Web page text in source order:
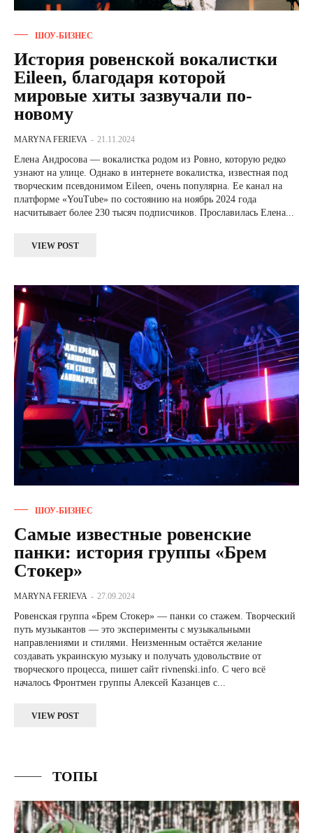
ШОУ-БИЗНЕС
История ровенской вокалистки
Eileen, благодаря которой
мировые хиты зазвучали по-
новому
MARYNA FERIEVA - 21.11.2024
Елена Андросова — вокалистка родом из Ровно, которую редко
узнают на улице. Однако в интернете вокалистка, известная под
творческим псевдонимом Eileen, очень популярна. Ее канал на
платформе «YouTube» по состоянию на ноябрь 2024 года
насчитывает более 230 тысяч подписчиков. Прославилась Елена...
VIEW POST
ШОУ-БИЗНЕС
Самые известные ровенские
панки: история группы «Брем
Стокер»
MARYNA FERIEVA - 27.09.2024
Ровенская группа «Брем Стокер» — панки со стажем. Творческий
путь музыкантов — это эксперименты с музыкальными
направлениями и стилями. Неизменным остаётся желание
создавать украинскую музыку и получать удовольствие от
творческого процесса, пишет сайт rivnenski.info. С чего всё
началось Фронтмен группы Алексей Казанцев с...
VIEW POST
ТОПЫ